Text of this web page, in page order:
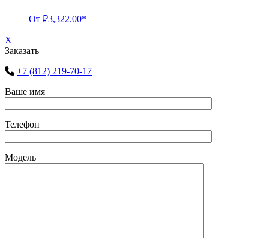
От ₽3,322.00*
X
Заказать
+7 (812) 219-70-17
Ваше имя
Телефон
Модель